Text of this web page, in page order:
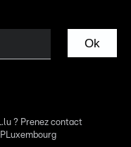
Ok
? Prenez contact